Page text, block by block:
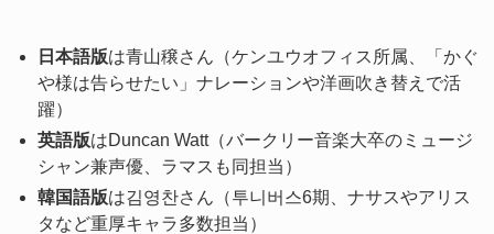
日本語版は青山穣さん（ケンユウオフィス所属、「かぐ
や様は告らせたい」ナレーションや洋画吹き替えで活
躍）
英語版はDuncan Watt（バークリー音楽大卒のミュージ
シャン兼声優、ラマスも同担当）
韓国語版は김영찬さん（투니버스6期、ナサスやアリス
タなど重厚キャラ多数担当）